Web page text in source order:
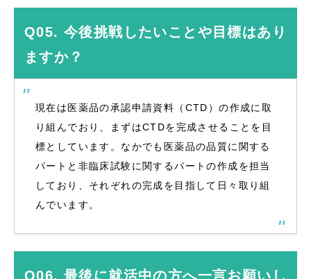
Q05. 今後挑戦したいことや目標はあり
ますか？
現在は医薬品の承認申請資料（CTD）の作成に取
り組んでおり、まずはCTDを完成させることを目
標としています。なかでも医薬品の品質に関する
パートと非臨床試験に関するパートの作成を担当
しており、それぞれの完成を目指して日々取り組
んでいます。
Q06. 最後に就活中の方へ一言お願いし